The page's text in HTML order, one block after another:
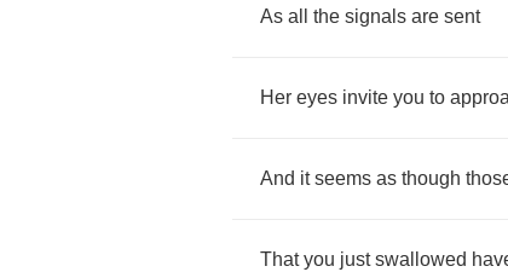
As all the signals are sent
Her eyes invite you to
And it seems as though
That you just swallowed